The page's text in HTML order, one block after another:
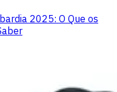
2025: O Que os